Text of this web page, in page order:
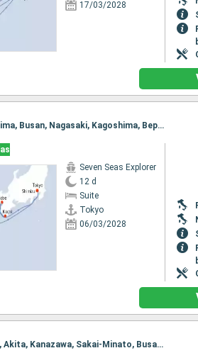
17/03/2028
Itinerario : Tokyo, Shimizu, Tokushima, Kobe, Kochi, Hiroshima, Busan, Nagasaki, Kagoshima, Beppu, Tokyo
Seven Seas Explorer
12 d
Suite
Tokyo
06/03/2028
Itinerario : Tokyo, Oarai, Sendai, Miyako, aomori, Hakodate, Akita, Kanazawa, Sakai-Minato, Busan, Tokyo